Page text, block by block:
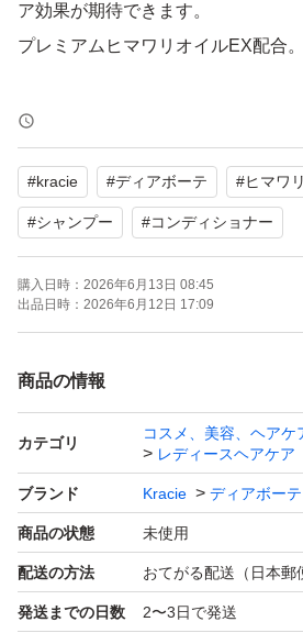
ア効果が期待できます。
プレミアムヒマワリオイルEX配合。
【ブランド】Dear Beaute
【商品名】
オイルインシャンプー リッチ＆リ
オイルインコンディショナー リッ
☆再出品可☆日中は対応出来ない場
＊ペット(猫)がいます。
確認してから梱包いたしますが、
アレルギーのある方はご遠慮下さい
＊値下げ不可
＊カテ変不可
＊簡易包装で発送
#kracie #ディアボーテ #ヒマワリ
#シャンプー #コンディショナー
購入日時： 2026年6月13日 08:45
出品日時： 2026年6月12日 17:09
商品の情報
カテゴリ
コスメ、美容、ヘアケ
レディースヘアケア
ブランド Kracie ディアボーテ
商品の状態 未使用
配送の方法 おてがる配送（日本郵
発送までの日数 2〜3日で発送